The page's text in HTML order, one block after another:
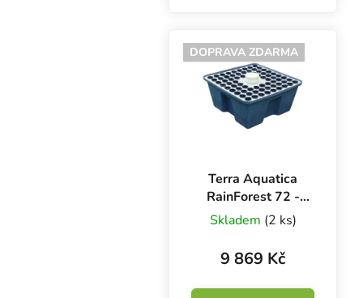
Systém má rozměry
66x30x14 cm, objem
nádrže...
DOPRAVA ZDARMA
Terra Aquatica
RainForest 72 -
12V, aeroponická
řízkovnice
Skladem (2 ks)
9 869 Kč